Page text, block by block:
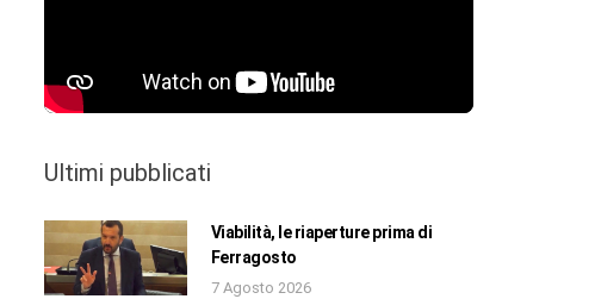
Ultimi pubblicati
Viabilità, le riaperture prima di
Ferragosto
7 Agosto 2026